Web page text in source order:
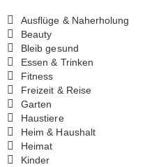
Ausflüge & Naherholung
Beauty
Bleib gesund
Essen & Trinken
Fitness
Freizeit & Reise
Garten
Haustiere
Heim & Haushalt
Heimat
Kinder